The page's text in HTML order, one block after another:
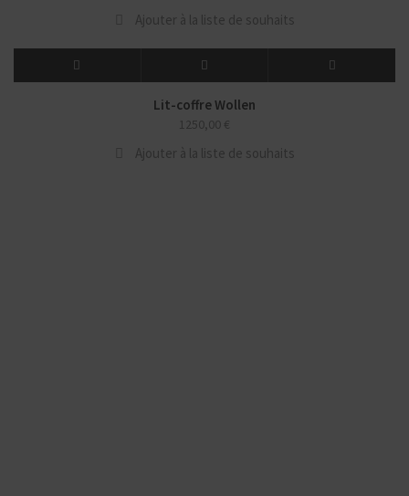
Ajouter à la liste de souhaits
Lit-coffre Wollen
1250,00 €
Ajouter à la liste de souhaits